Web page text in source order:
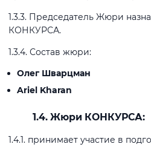
1.3.3. Председатель Жюри
КОНКУРСА.
1.3.4. Состав жюри:
Олег Шварцман
Ariel Kharan
1.4. Жюри КОНКУРСА:
1.4.1. принимает участие в